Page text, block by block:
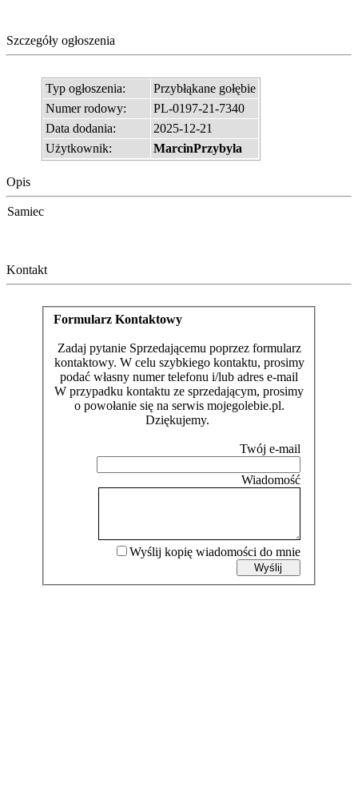
Szczegóły ogłoszenia
Typ ogłoszenia:
Przybłąkane gołębie
Numer rodowy:
PL-0197-21-7340
Data dodania:
2025-12-21
Użytkownik:
MarcinPrzybyla
Opis
Samiec
Kontakt
Formularz Kontaktowy
Zadaj pytanie Sprzedającemu poprzez formularz
kontaktowy. W celu szybkiego kontaktu, prosimy
podać własny numer telefonu i/lub adres e-mail
W przypadku kontaktu ze sprzedającym, prosimy
o powołanie się na serwis mojegolebie.pl.
Dziękujemy.
Wiadomość
Wyślij kopię wiadomości do mnie